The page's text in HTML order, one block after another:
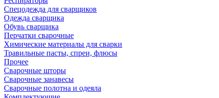
Спецодежда для сварщиков
Одежда сварщика
Обувь сварщика
Перчатки сварочные
Химические материалы для сварки
Травильные пасты, спреи, флюсы
Прочее
Сварочные шторы
Сварочные занавесы
Сварочные полотна и одеяла